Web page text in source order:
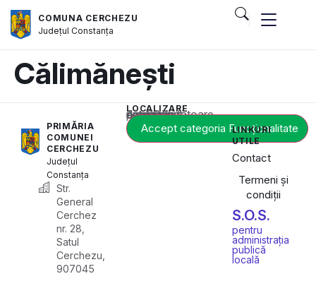
COMUNA CERCHEZU
JudețulConstanța
Călimănești
PRIMĂRIA
COMUNEI
CERCHEZU
Județul
Constanța
Str.
General
Cerchez
nr. 28,
Satul
Cerchezu,
907045
LOCALIZARE
Acest conținut este blocat până când acceptați categoria corespunzătoare de cookie-uri.
Accept categoria Funcționalitate
LINKURI
UTILE
Contact
Termeni și
condiții
S.O.S.
pentru
administrația
publică
locală